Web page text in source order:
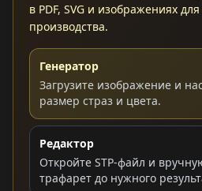
в PDF, SVG и изображениях
производства.
Генератор
Загрузите изображение и
размер страз и цвета.
Редактор
Откройте STP-файл и
трафарет до нужного